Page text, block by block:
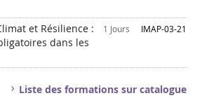
et Résilience :
dans les
1 Jours IMAP-03-21
Liste des formations sur catalogue